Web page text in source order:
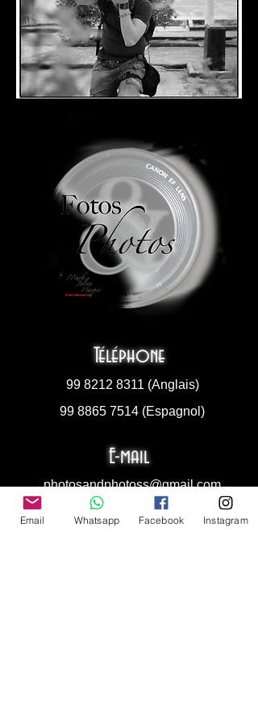
Téléphone
99 8212 8311 (Anglais)
99 8865 7514 (Espagnol)
E-mail
photosandphotoss@gmail.com
Email Whatsapp Facebook Instagram